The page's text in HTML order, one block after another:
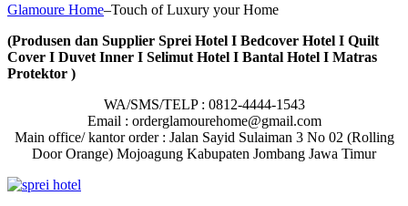
Glamoure Home–Touch of Luxury your Home
(Produsen dan Supplier Sprei Hotel I Bedcover Hotel I Quilt
Cover I Duvet Inner I Selimut Hotel I Bantal Hotel I Matras
Protektor )
WA/SMS/TELP : 0812-4444-1543
Email : orderglamourehome@gmail.com
Main office/ kantor order : Jalan Sayid Sulaiman 3 No 02 (Rolling
Door Orange) Mojoagung Kabupaten Jombang Jawa Timur